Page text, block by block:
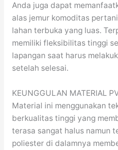
Anda juga dapat
alas jemur komoditas
lahan terbuka yang luas.
memiliki fleksibilitas tinggi
lapangan saat harus
setelah selesai.
KEUNGGULAN MATERIAL
Material ini menggunakan
berkualitas tinggi yang
terasa sangat halus namun
poliester di dalamnya